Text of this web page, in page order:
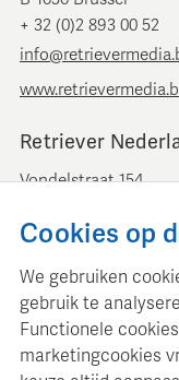
+ 32 (0)2 893 00 52
Retriever
Vondelstraat 154
+ 31 (0)20 379 11 01
www.retriever.nl
Cookies op
We gebruiken
gebruik te
Functionele
marketingcookies